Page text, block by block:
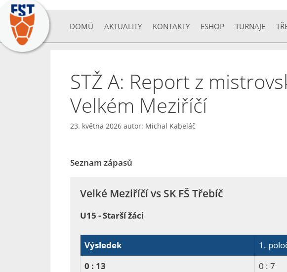
DOMŮ AKTUALITY KONTAKTY ESHOP TURNAJE
STŽ A: Report z
Velkém Meziříčí
23. května 2026 autor: Michal Kabeláč
Seznam zápasů
Velké Meziříčí vs SK FŠ Třebíč
U15 - Starší žáci
Výsledek
1.
0 : 13
0 : 7